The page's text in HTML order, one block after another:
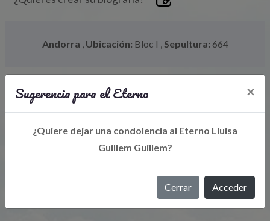
Andorra , Ubicación: Bloc I , Sepultura: 664
Libro de Eterno
Sugerencia para el Eterno ×
¿Quiere dejar una condolencia al Eterno Lluisa
Guillem Guillem?
Cerrar Acceder